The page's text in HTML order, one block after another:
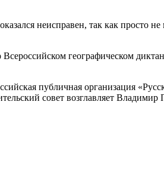
неисправен, так как просто
географическом
публичная организация
совет возглавляет Владимир